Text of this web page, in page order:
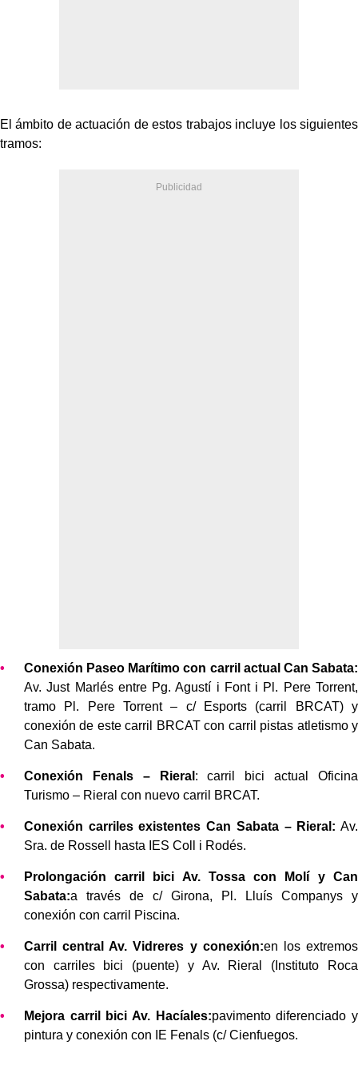
El ámbito de actuación de estos trabajos incluye los siguientes
tramos:
Conexión Paseo Marítimo con carril actual Can Sabata:
Av. Just Marlés entre Pg. Agustí i Font i Pl. Pere Torrent,
tramo Pl. Pere Torrent – c/ Esports (carril BRCAT) y
conexión de este carril BRCAT con carril pistas atletismo y
Can Sabata.
Conexión Fenals – Rieral : carril bici actual Oficina
Turismo – Rieral con nuevo carril BRCAT.
Conexión carriles existentes Can Sabata – Rieral: Av.
Sra. de Rossell hasta IES Coll i Rodés.
Prolongación carril bici Av. Tossa con Molí y Can
Sabata:a través de c/ Girona, Pl. Lluís Companys y
conexión con carril Piscina.
Carril central Av. Vidreres y conexión:en los extremos
con carriles bici (puente) y Av. Rieral (Instituto Roca
Grossa) respectivamente.
Mejora carril bici Av. Hacíales:pavimento diferenciado y
pintura y conexión con IE Fenals (c/ Cienfuegos.